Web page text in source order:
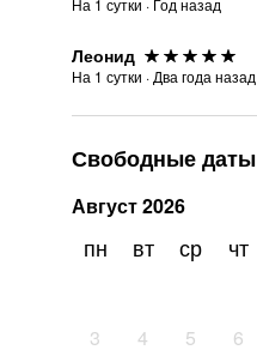
Свободные даты
Август2026
пн вт ср чт
3
4 5 6
На 1 сутки · Год назад
Леонид
На 1 сутки · Два года назад